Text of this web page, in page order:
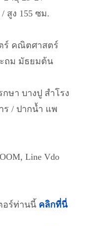
สูง 155 ซม.
ร์ คณิตศาสตร์
ถม มัธยมต้น
ษา บางปู สำโรง
ร / ปากน้ำ แพ
Line Vdo
อร์ท่านนี้ คลิกที่นี่